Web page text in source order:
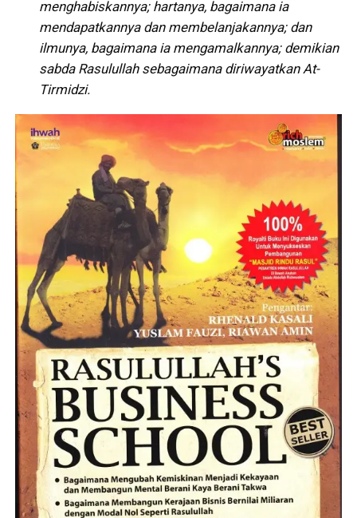
menghabiskannya; hartanya, bagaimana ia
mendapatkannya dan membelanjakannya; dan
ilmunya, bagaimana ia mengamalkannya; demikian
sabda Rasulullah sebagaimana diriwayatkan At-
Tirmidzi.